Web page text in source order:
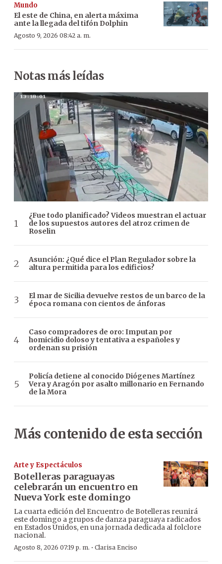
Mundo
El este de China, en alerta máxima
ante la llegada del tifón Dolphin
Agosto 9, 2026 08:42 a. m.
Notas más leídas
¿Fue todo planificado? Videos muestran el actuar
de los supuestos autores del atroz crimen de
Roselin
Asunción: ¿Qué dice el Plan Regulador sobre la
altura permitida para los edificios?
El mar de Sicilia devuelve restos de un barco de la
época romana con cientos de ánforas
Caso compradores de oro: Imputan por
homicidio doloso y tentativa a españoles y
ordenan su prisión
Policía detiene al conocido Diógenes Martínez
Vera y Aragón por asalto millonario en Fernando
de la Mora
Más contenido de esta sección
Arte y Espectáculos
Botelleras paraguayas
celebrarán un encuentro en
Nueva York este domingo
La cuarta edición del Encuentro de Botelleras reunirá
este domingo a grupos de danza paraguaya radicados
en Estados Unidos, en una jornada dedicada al folclore
nacional.
Agosto 8, 2026 07:19 p. m. · Clarisa Enciso